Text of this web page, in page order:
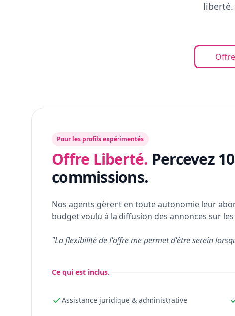
liberté.
Pour les profils expérimentés
Offre Liberté. Percevez
commissions.
Nos agents gèrent en toute autonomie leur
budget voulu à la diffusion des annonces sur
"La flexibilité de l'offre me permet d'être serein
Ce qui est inclus.
Assistance juridique & administrative